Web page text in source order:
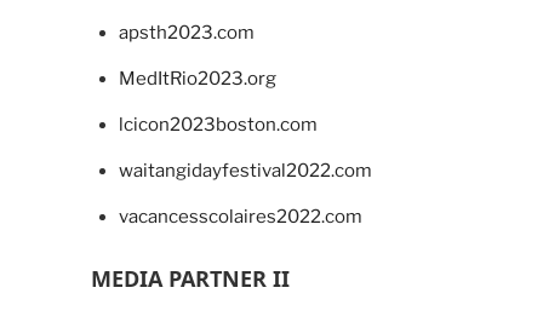
apsth2023.com
MedItRio2023.org
lcicon2023boston.com
waitangidayfestival2022.com
vacancesscolaires2022.com
MEDIA PARTNER II